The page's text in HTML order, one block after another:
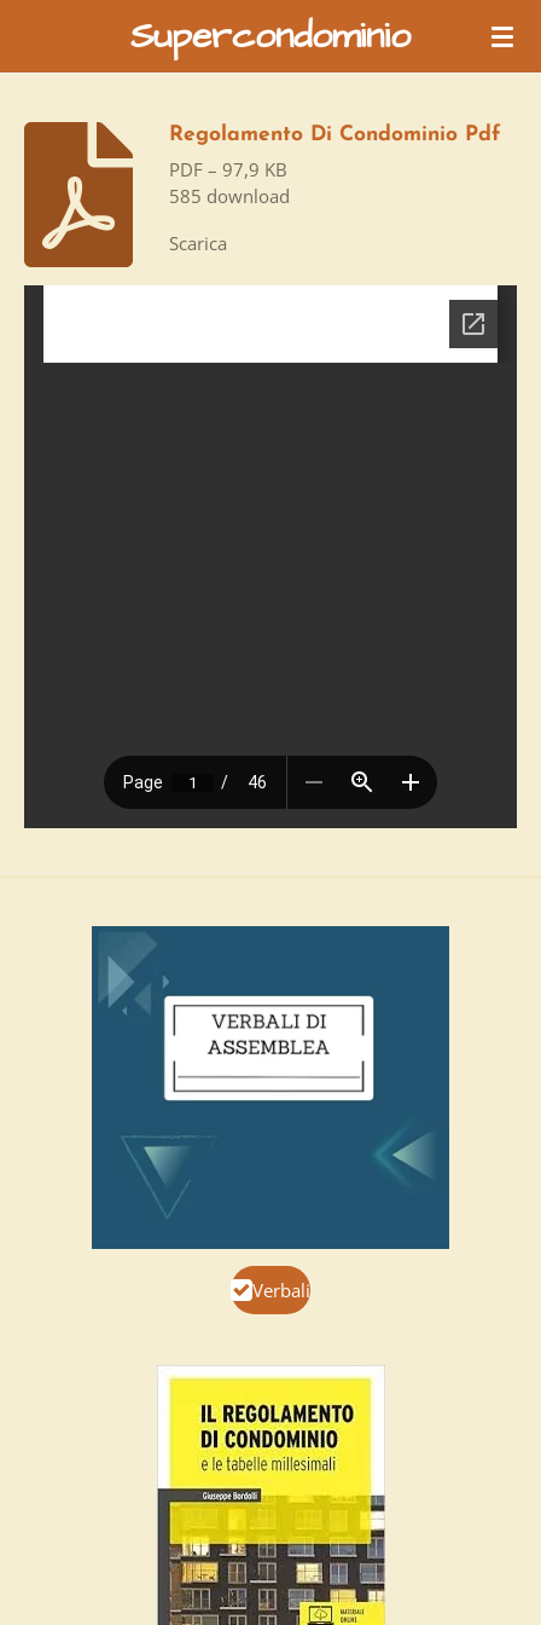
principale
Supercondominio
Regolamento Di Condominio Pdf
PDF – 97,9 KB
585 download
Scarica
Verbali